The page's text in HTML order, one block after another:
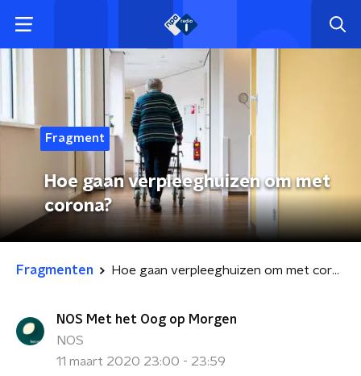
Fragment
Hoe gaan verpleeghuizen om met
corona?
Fragmenten Hoe gaan verpleeghuizen om met corona?
NOS Met het Oog op Morgen
NOS
11 maart 2020 23:00 - 23:59